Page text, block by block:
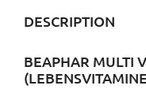
DESCRIPTION
BEAPHAR MULTI